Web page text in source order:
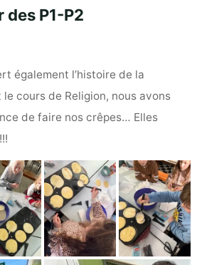
des P1-P2
également l’histoire de la
cours de Religion, nous avons
de faire nos crêpes… Elles